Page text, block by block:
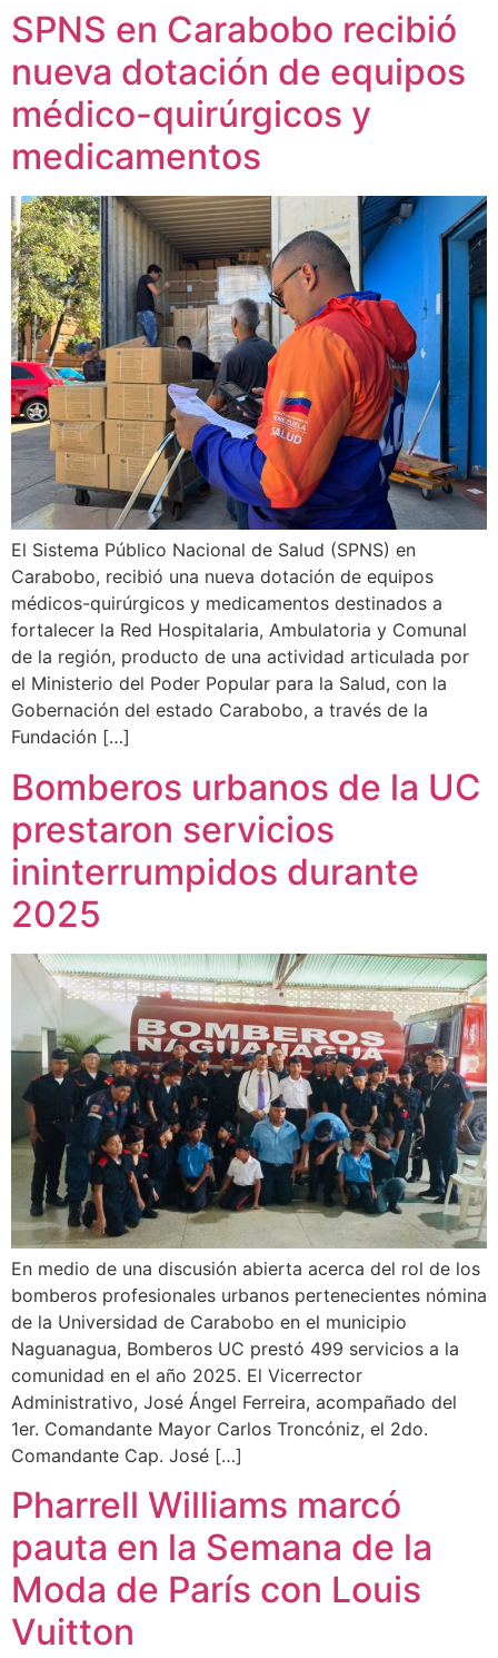
SPNS en Carabobo recibió
nueva dotación de equipos
médico-quirúrgicos y
medicamentos
El Sistema Público Nacional de Salud (SPNS) en
Carabobo, recibió una nueva dotación de equipos
médicos-quirúrgicos y medicamentos destinados a
fortalecer la Red Hospitalaria, Ambulatoria y Comunal
de la región, producto de una actividad articulada por
el Ministerio del Poder Popular para la Salud, con la
Gobernación del estado Carabobo, a través de la
Fundación […]
Bomberos urbanos de la UC
prestaron servicios
ininterrumpidos durante
2025
En medio de una discusión abierta acerca del rol de los
bomberos profesionales urbanos pertenecientes nómina
de la Universidad de Carabobo en el municipio
Naguanagua, Bomberos UC prestó 499 servicios a la
comunidad en el año 2025. El Vicerrector
Administrativo, José Ángel Ferreira, acompañado del
1er. Comandante Mayor Carlos Troncóniz, el 2do.
Comandante Cap. José […]
Pharrell Williams marcó
pauta en la Semana de la
Moda de París con Louis
Vuitton